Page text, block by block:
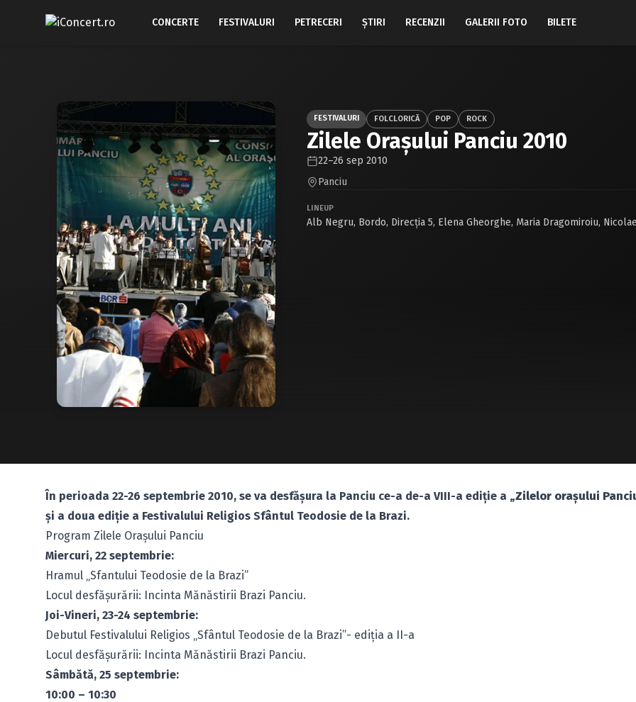
CONCERTE FESTIVALURI PETRECERI ŞTIRI RECENZII GALERII FOTO BILETE
FESTIVALURI FOLCLORICĂ POP ROCK
Zilele Oraşului Panciu 2010
22–26 sep 2010
Panciu
LINEUP
Alb Negru, Bordo, Direcţia 5, Elena Gheorghe, Maria Dragomiroiu,
În perioada 22-26 septembrie 2010, se va desfăşura la Panciu ce-a de-a VIII-a ediţie a „Zilelor oraşului
şi a doua ediţie a Festivalului Religios Sfântul Teodosie de la Brazi.
Program Zilele Oraşului Panciu
Miercuri, 22 septembrie:
Hramul „Sfantului Teodosie de la Brazi”
Locul desfăşurării: Incinta Mănăstirii Brazi Panciu.
Joi-Vineri, 23-24 septembrie:
Debutul Festivalului Religios „Sfântul Teodosie de la Brazi”- ediţia a II-a
Locul desfăşurării: Incinta Mănăstirii Brazi Panciu.
Sâmbătă, 25 septembrie:
10:00 – 10:30